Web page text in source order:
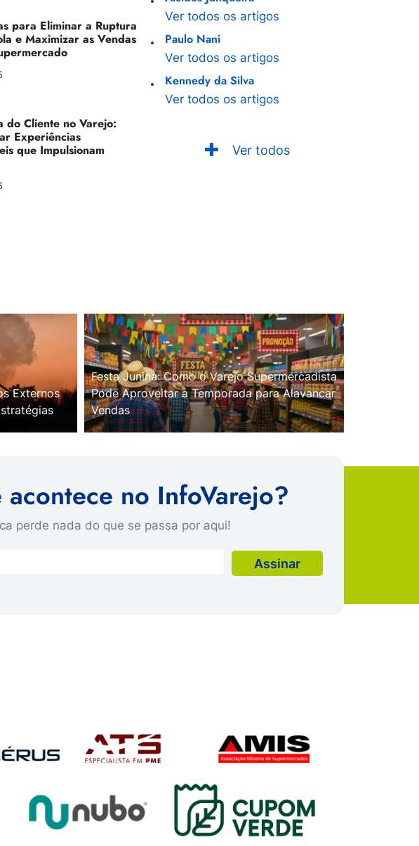
para Eliminar a Ruptura
e Maximizar as Vendas
do Cliente no Varejo:
Experiências
que Impulsionam
Ver todos os artigos
Paulo Nani
Ver todos os artigos
Kennedy da Silva
Ver todos os artigos
Ver todos
Externos
Festa Junina: Como o Varejo Supermercadista
Pode Aproveitar a Temporada para Alavancar
Vendas
no InfoVarejo?
perde nada do que se passa por aqui!